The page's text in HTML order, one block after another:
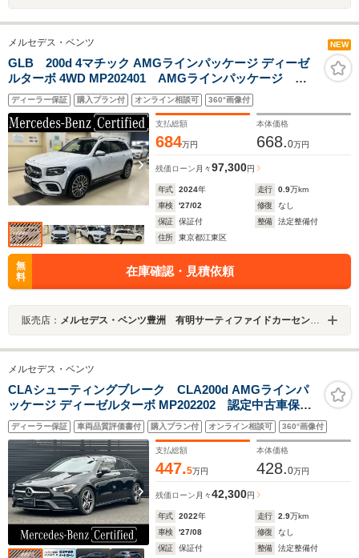
メルセデス・ベンツ NEW
GLB 200d 4マチック AMGラインパッケージ ディーゼ
ルターボ 4WD MP202401 AMGラインパッケージ
AMGレザーエクスクルーシブパッケージ アドバンスド
パッケージ デジタルホワイト レザーシート パノラ
ミックスライディングルーフ ヘッドアップディスプレ
イ MBUX
ディーラー保証 購入プラン付 オンライン相談可 360°画像付
支払総額
684万円
本体価格
668.0万円
残価ローン 月々97,300円
年式 2024年 走行 0.9万km
車検
'27/02 修復
なし
保証
保証付 整備
法定整備付
住所
東京都江東区
無
料
在庫確認・見積依頼
販売店： メルセデス・ベンツ豊洲 有明サーティファイドカーセンター
メルセデス・ベンツ
CLAシューティングブレーク CLA200d AMGラインパ
ッケージ ディーゼルターボ MP202202 認定中古車保証2
年 パノラミックスライディングルーフ ヘッドアップ
ディスプレイ シートヒーター MBUX搭載 360度カメ
ラ レーダーセーフティパッケージ 車内アンビエント
ライト64色
ディーラー保証 車両品質評価書付 購入プラン付 オンライン相談可 360°画像付
支払総額
447.5万円
本体価格
428.0万円
残価ローン 月々42,300円
年式 2022年 走行 2.9万km
車検
'27/08 修復
なし
保証
保証付 整備 法定整備付